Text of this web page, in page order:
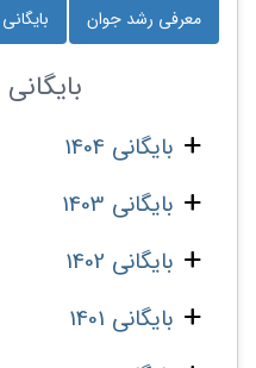
معرفی رشد جوان
بایگانی
بایگانی 1404
بایگانی 1403
بایگانی 1402
بایگانی 1401